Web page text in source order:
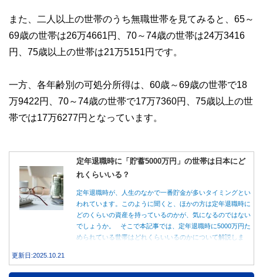
また、二人以上の世帯のうち無職世帯を見てみると、65～
69歳の世帯は26万4661円、70～74歳の世帯は24万3416
円、75歳以上の世帯は21万5151円です。
一方、各年齢別の可処分所得は、60歳～69歳の世帯で18
万9422円、70～74歳の世帯で17万7360円、75歳以上の世
帯では17万6277円となっています。
定年退職時に「貯蓄5000万円」の世帯は日本にど
れくらいいる？
定年退職時が、人生のなかで一番貯金が多いタイミングとい
われています。このように聞くと、ほかの方は定年退職時に
どのくらいの資産を持っているのかが、気になるのではない
でしょうか。 そこで本記事では、定年退職時に5000万円た
められている世帯はどれくらいいるのかについて解説しま
更新日:2025.10.21